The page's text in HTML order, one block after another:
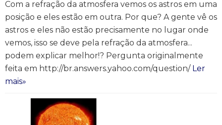
Com a refração da atmosfera vemos os astros em uma
posição e eles estão em outra. Por que? A gente vê os
astros e eles não estão precisamente no lugar onde
vemos, isso se deve pela refração da atmosfera...
podem explicar melhor!? Pergunta originalmente
feita em http://br.answers.yahoo.com/question/ Ler
mais»